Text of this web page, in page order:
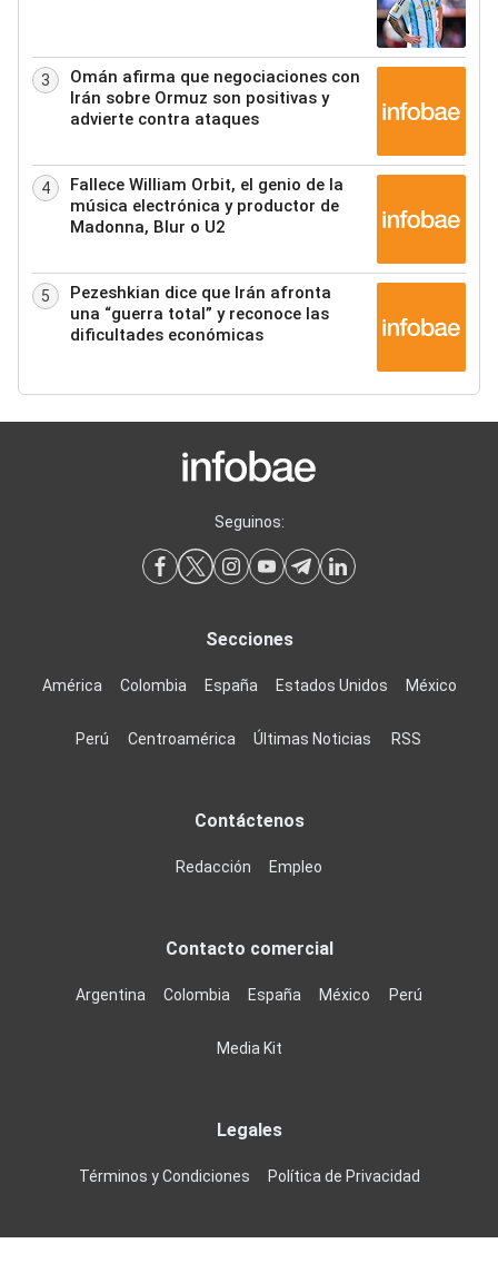
3
Omán afirma que negociaciones con
Irán sobre Ormuz son positivas y
advierte contra ataques
4
Fallece William Orbit, el genio de la
música electrónica y productor de
Madonna, Blur o U2
5
Pezeshkian dice que Irán afronta
una “guerra total” y reconoce las
dificultades económicas
Seguinos:
Secciones
América Colombia España Estados Unidos México
Perú Centroamérica Últimas Noticias RSS
Contáctenos
Redacción Empleo
Contacto comercial
Argentina Colombia España México Perú
Media Kit
Legales
Términos y Condiciones Política de Privacidad